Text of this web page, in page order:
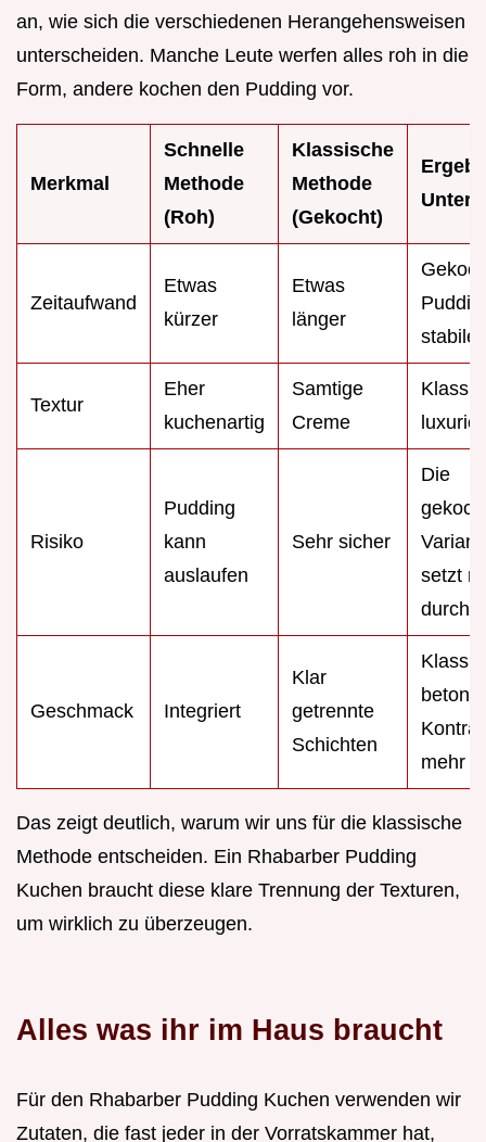
an, wie sich die verschiedenen Herangehensweisen
unterscheiden. Manche Leute werfen alles roh in die
Form, andere kochen den Pudding vor.
Merkmal
Schnelle
Methode
(Roh)
Klassische
Methode
(Gekocht)
Zeitaufwand
Etwas
kürzer
Etwas
länger
stabiler
Textur
Eher
kuchenartig
Samtige
Creme
Risiko
Pudding
kann
auslaufen
Sehr sicher
Die
setzt
durch
Geschmack Integriert
Klar
getrennte
Schichten
Klassik
betont
mehr
Das zeigt deutlich, warum wir uns für die klassische
Methode entscheiden. Ein Rhabarber Pudding
Kuchen braucht diese klare Trennung der Texturen,
um wirklich zu überzeugen.
Alles was ihr im Haus braucht
Für den Rhabarber Pudding Kuchen verwenden wir
Zutaten, die fast jeder in der Vorratskammer hat,